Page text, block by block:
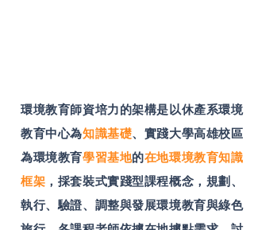
環境教育師資培力的架構是以休產系環境
教育中心為知識基礎、實踐大學高雄校區
為環境教育學習基地的在地環境教育知識
框架 ，採套裝式實踐型課程概念，規劃、
執行、驗證、調整與發展環境教育與綠色